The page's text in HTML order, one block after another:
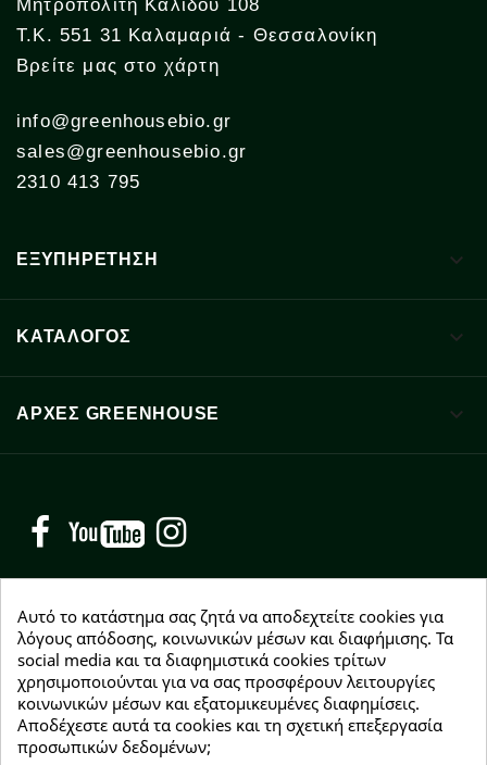
Μητροπολίτη Καλίδου 108
Τ.Κ. 551 31 Καλαμαριά - Θεσσαλονίκη
Βρείτε μας στο χάρτη
info@greenhousebio.gr
sales@greenhousebio.gr
2310 413 795
ΕΞΥΠΗΡΕΤΗΣΗ 
ΚΑΤΑΛΟΓΟΣ 
ΑΡΧΈΣ GREENHOUSE 
Facebook YouTube
NEWSLETTER
Εγγραφείτε δωρεάν και θα είστε οι πρώτοι που θα
λάβετε τα νέα μας γύρω από προσφορές, εκπτώσεις
και νέα προϊόντα.
Αυτό το κατάστημα σας ζητά να αποδεχτείτε cookies για
λόγους απόδοσης, κοινωνικών μέσων και διαφήμισης. Τα
social media και τα διαφημιστικά cookies τρίτων
χρησιμοποιούνται για να σας προσφέρουν λειτουργίες
κοινωνικών μέσων και εξατομικευμένες διαφημίσεις.
Αποδέχεστε αυτά τα cookies και τη σχετική επεξεργασία
προσωπικών δεδομένων;